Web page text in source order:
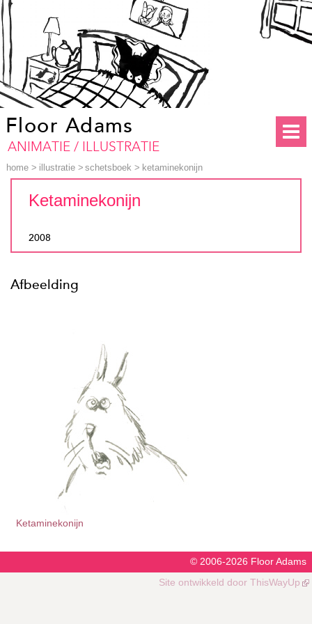
Floor Adams
ANIMATIE / ILLUSTRATIE
home > illustratie> schetsboek > ketaminekonijn
Ketaminekonijn
2008
Afbeelding
Ketaminekonijn
© 2006-2026 Floor Adams
Site ontwikkeld door ThisWayUp